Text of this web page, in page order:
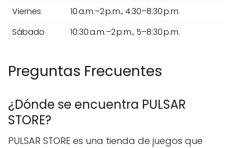
Viernes
10 a.m.–2 p.m., 4:30–8:30 p.m.
Sábado
10:30 a.m.–2 p.m., 5–8:30 p.m.
Preguntas Frecuentes
¿Dónde se encuentra PULSAR
STORE?
PULSAR STORE es una tienda de juegos que